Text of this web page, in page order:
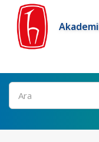
Ara